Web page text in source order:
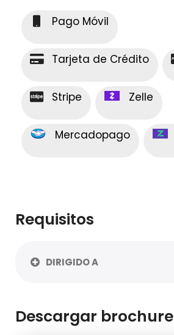
Pago Móvil
Tarjeta de Crédito
Stripe Zelle
Mercadopago
Requisitos
DIRIGIDO A
Descargar brochure